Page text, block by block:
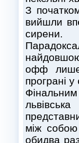
З
вийшли
сирени.
офф
програні у
між
обидва